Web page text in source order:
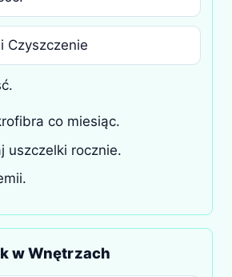
Czyszczenie
co miesiąc.
uszczelki rocznie.
w Wnętrzach